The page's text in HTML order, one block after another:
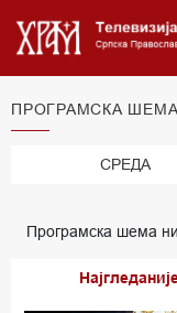
ПРОГРАМСКА ШЕМА
СРЕДА
Програмска шема